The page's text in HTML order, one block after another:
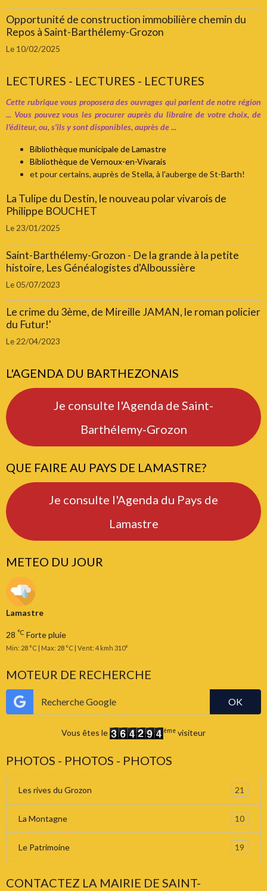
Opportunité de construction immobilière chemin du
Repos à Saint-Barthélemy-Grozon
Le 10/02/2025
LECTURES - LECTURES - LECTURES
Cette rubrique vous proposera des ouvrages qui parlent de notre région
... Vous pouvez vous les procurer auprès du libraire de votre choix, de
l'éditeur, ou, s'ils y sont disponibles, auprès de ...
Bibliothèque municipale de Lamastre
Bibliothèque de Vernoux-en-Vivarais
et pour certains, auprès de Stella, à l'auberge de St-Barth!
La Tulipe du Destin, le nouveau polar vivarois de
Philippe BOUCHET
Le 23/01/2025
Saint-Barthélemy-Grozon - De la grande à la petite
histoire, Les Généalogistes d'Alboussière
Le 05/07/2023
Le crime du 3ème, de Mireille JAMAN, le roman policier
du Futur!'
Le 22/04/2023
L'AGENDA DU BARTHEZONAIS
Je consulte l'Agenda de Saint-
Barthélemy-Grozon
QUE FAIRE AU PAYS DE LAMASTRE?
Je consulte l'Agenda du Pays de
Lamastre
METEO DU JOUR
Lamastre
28 °C Forte pluie
Min: 28 °C | Max: 28 °C | Vent: 4 kmh 310°
MOTEUR DE RECHERCHE
OK
Vous êtes le ème visiteur
PHOTOS - PHOTOS - PHOTOS
Les rives du Grozon 21
La Montagne 10
Le Patrimoine 19
CONTACTEZ LA MAIRIE DE SAINT-